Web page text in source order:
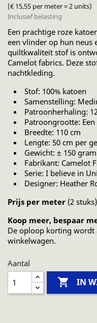
(€ 15,55 per meter = 2 units)
Inclusief belasting
Een prachtige roze
een vlinder op hun neus
quiltkwaliteit stof is
Camelot fabrics. Deze
nachtkleding.
Stof: 100% katoen
Samenstelling:
Patroonherhaling:
Patroongrootte:
Breedte: 110 cm
Lengte: 50 cm per
Gewicht: ± 150
Fabrikant: Camelot
Serie: I believe in
Designer: Heather
Prijs per meter (2
Koop meer, bespaar
De oploop korting wordt
winkelwagen.
Aantal
 IN